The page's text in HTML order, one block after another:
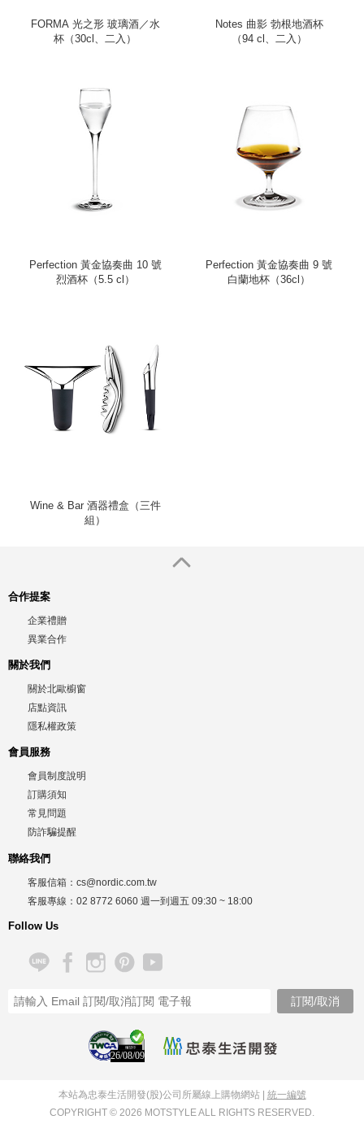
FORMA 光之形 玻璃酒／水
杯（30cl、二入）
Notes 曲影 勃根地酒杯
（94 cl、二入）
Perfection 黃金協奏曲 10 號
烈酒杯（5.5 cl）
Perfection 黃金協奏曲 9 號
白蘭地杯（36cl）
Wine & Bar 酒器禮盒（三件
組）
合作提案
企業禮贈
異業合作
關於我們
關於北歐櫥窗
店點資訊
隱私權政策
會員服務
會員制度說明
訂購須知
常見問題
防詐騙提醒
聯絡我們
客服信箱： cs@nordic.com.tw
客服專線： 02 8772 6060 週一到週五 09:30 ~ 18:00
Follow Us
26/08/09
本站為忠泰生活開發(股)公司所屬線上購物網站 | 統一編號
COPYRIGHT © 2026 MOTSTYLE ALL RIGHTS RESERVED.